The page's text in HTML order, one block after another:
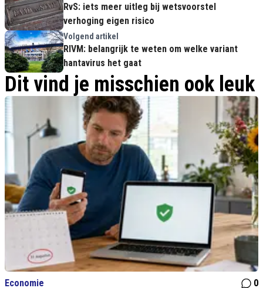
RvS: iets meer uitleg bij wetsvoorstel
verhoging eigen risico
Volgend artikel
RIVM: belangrijk te weten om welke variant
hantavirus het gaat
Dit vind je misschien ook leuk
Economie 0